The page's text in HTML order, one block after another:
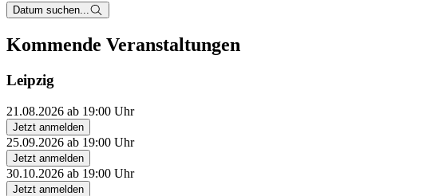
Datum suchen...
Kommende Veranstaltungen
Leipzig
21.08.2026 ab 19:00 Uhr
Jetzt anmelden
25.09.2026 ab 19:00 Uhr
Jetzt anmelden
30.10.2026 ab 19:00 Uhr
Jetzt anmelden